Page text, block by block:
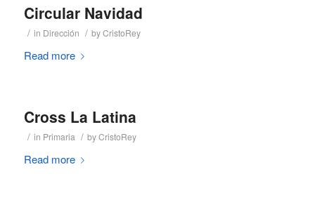
Circular Navidad
/ in Dirección / byCristoRey
Read more
Cross La Latina
/ in Primaria / byCristoRey
Read more